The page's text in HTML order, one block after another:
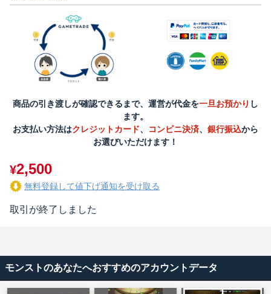
商品の引き渡しが確認できるまで、運営が代金を一旦お預かり し
ます。
お支払い方法はクレジットカード、 コンビニ決済、 銀行振込から
お選びいただけます！
¥2,500
無料登録して値下げ通知を受け取る
取引が終了しました
モンストのあなたへおすすめのアカウントデータ